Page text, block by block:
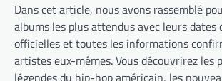
Dans cet article, nous avons rassemblé
albums les plus attendus avec leurs dates
officielles et toutes les informations
artistes eux-mêmes. Vous découvrirez les